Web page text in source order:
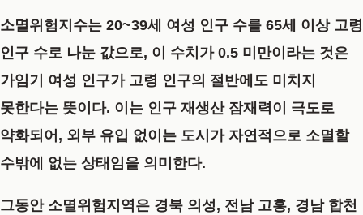
소멸위험지수는 20~39세 여성 인구 수를 65세 이상 고령
인구 수로 나눈 값으로, 이 수치가 0.5 미만이라는 것은
가임기 여성 인구가 고령 인구의 절반에도 미치지
못한다는 뜻이다. 이는 인구 재생산 잠재력이 극도로
약화되어, 외부 유입 없이는 도시가 자연적으로 소멸할
수밖에 없는 상태임을 의미한다.
그동안 소멸위험지역은 경북 의성, 전남 고흥, 경남 합천